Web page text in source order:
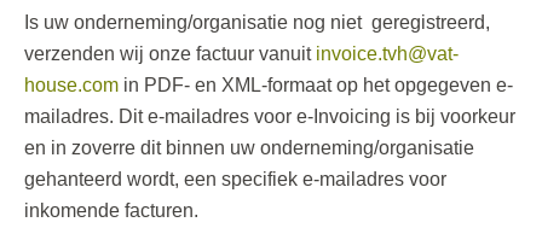
Is uw onderneming/organisatie nog niet geregistreerd,
verzenden wij onze factuur vanuit invoice.tvh@vat-
house.com in PDF- en XML-formaat op het opgegeven e-
mailadres. Dit e-mailadres voor e-Invoicing is bij voorkeur
en in zoverre dit binnen uw onderneming/organisatie
gehanteerd wordt, een specifiek e-mailadres voor
inkomende facturen.